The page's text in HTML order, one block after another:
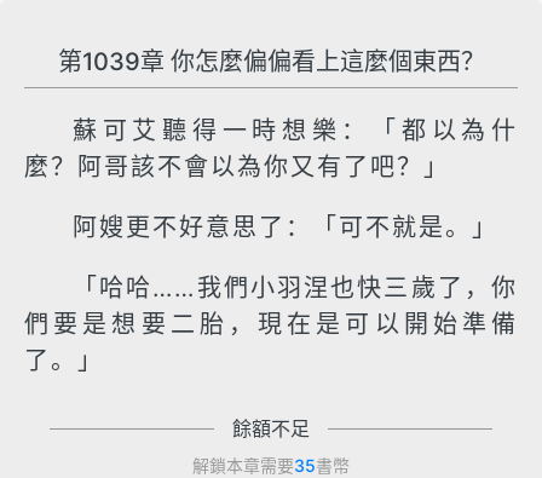
第1039章 你怎麼偏偏看上這麼個東西？
蘇可艾聽得一時想樂：「都以為什
麼？阿哥該不會以為你又有了吧？」
阿嫂更不好意思了：「可不就是。」
「哈哈……我們小羽涅也快三歲了，你
們要是想要二胎，現在是可以開始準備
了。」
餘額不足
解鎖本章需要35書幣